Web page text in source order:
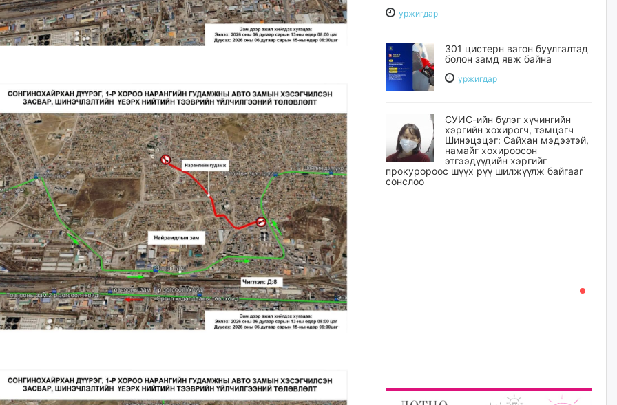
уржигдар
301 цистерн вагон буулгалтад
болон замд явж байна
уржигдар
СУИС-ийн бүлэг хүчингийн
хэргийн хохирогч, тэмцэгч
Шинэцэцэг: Сайхан мэдээтэй,
намайг хохироосон
этгээдүүдийн хэргийг
прокуророос шүүх рүү шилжүүлж байгааг
сонслоо